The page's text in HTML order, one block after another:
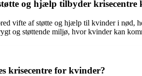
og hjælp tilbyder krisecentre
vifte af støtte og hjælp til kvinder i nød,
og støttende miljø, hvor kvinder kan
krisecentre for kvinder?